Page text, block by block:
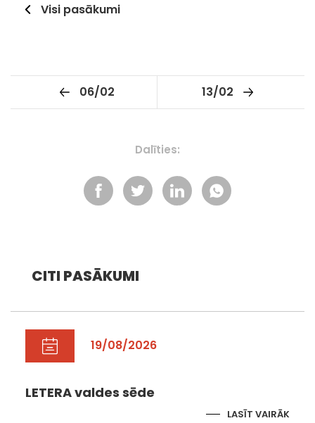
Visi pasākumi
06/02 13/02
Dalīties:
CITI PASĀKUMI
19/08/2026
LETERA valdes sēde
LASĪT VAIRĀK